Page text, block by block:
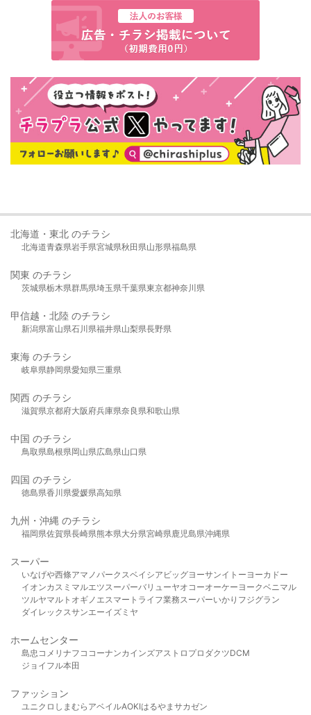
北海道・東北 のチラシ
北海道青森県岩手県宮城県秋田県山形県福島県
関東 のチラシ
茨城県栃木県群馬県埼玉県千葉県東京都神奈川県
甲信越・北陸 のチラシ
新潟県富山県石川県福井県山梨県長野県
東海 のチラシ
岐阜県静岡県愛知県三重県
関西 のチラシ
滋賀県京都府大阪府兵庫県奈良県和歌山県
中国 のチラシ
鳥取県島根県岡山県広島県山口県
四国 のチラシ
徳島県香川県愛媛県高知県
九州・沖縄 のチラシ
福岡県佐賀県長崎県熊本県大分県宮崎県 鹿児島県沖縄県
スーパー
いなげや西條アマノパークスベイシア ビッグヨーサンイトーヨーカドー
イオンカスミ マルエツ スーパーバリューヤオコーオーケー ヨークベニマル
ツルヤマルト オギノ エスマート ライフ業務スーパーいかり フジグラン
ダイレックスサンエーイズミヤ
ホームセンター
島忠 コメリ ナフコ コーナンカインズアストロプロダクツDCM
ジョイフル本田
ファッション
ユニクロ しまむら アベイルAOKIはるやま サカゼン